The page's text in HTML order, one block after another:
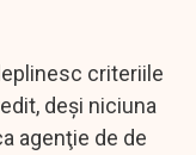
criteriile
deşi niciuna
agenţie de de